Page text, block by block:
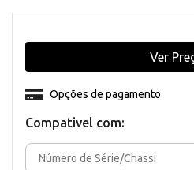
Compativel com:
Opções de pagamento
Ver